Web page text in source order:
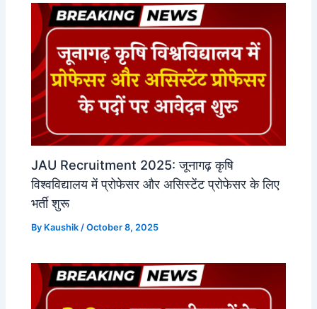
JAU Recruitment 2025: जूनागढ़ कृषि
विश्वविद्यालय में प्रोफेसर और असिस्टेंट प्रोफेसर के लिए
भर्ती शुरू
By Kaushik/October 8, 2025